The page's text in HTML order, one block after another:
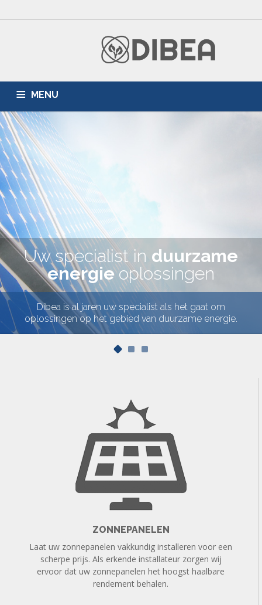
MENU
HOME ZONNEPANELEN
DUURZAME ENERGIE
Uw specialist in duurzame
energieoplossingen
Dibea is al jaren uw specialist als het gaat om
oplossingen op het gebied van duurzame energie.
ZONNEPANELEN
Laat uw zonnepanelen vakkundig installeren voor een
scherpe prijs. Als erkende installateur zorgen wij
ervoor dat uw zonnepanelen het hoogst haalbare
rendement behalen.